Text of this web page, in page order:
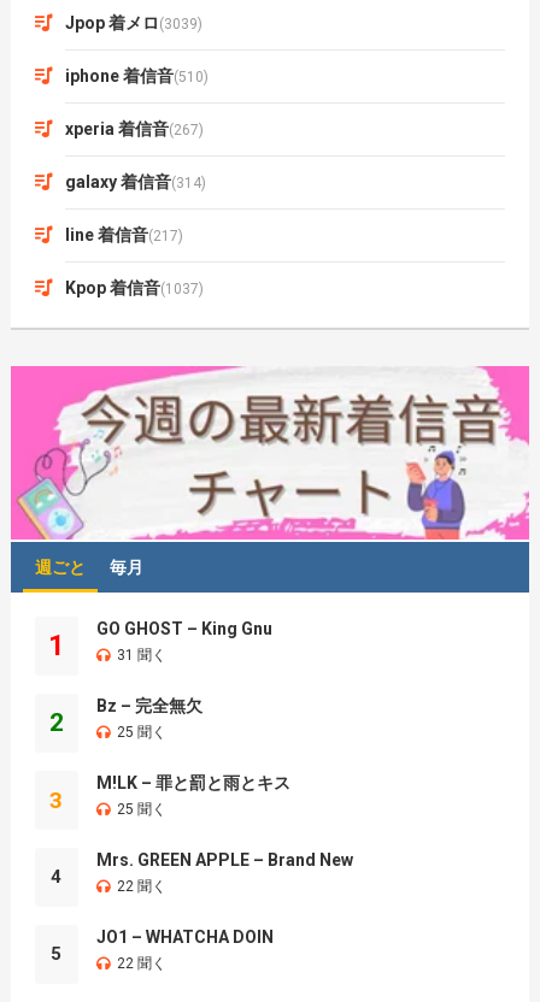
Jpop 着メロ (3039)
iphone 着信音(510)
xperia 着信音(267)
galaxy 着信音(314)
line 着信音(217)
Kpop 着信音(1037)
週ごと 毎月
1
GO GHOST – King Gnu
31 聞く
2
Bz – 完全無欠
25 聞く
3
M!LK – 罪と罰と雨とキス
25 聞く
4
Mrs. GREEN APPLE – Brand New
22 聞く
5
JO1 – WHATCHA DOIN
22 聞く